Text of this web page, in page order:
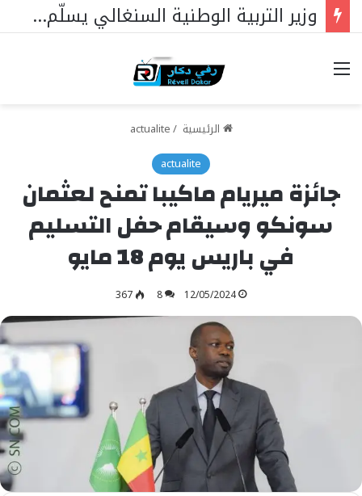
وزير التربية الوطنية السنغالي يسلّم علم الجمهورية لممثليها في مسابقة الملك عبد العزيز الدولية لحفظ القرآن الكريم بالمملكة العربية السعودية
خيارات
الرئيسية /
actualite
actualite
جائزة ميريام ماكيبا تمنح لعثمان
سونكو وسيقام حفل التسليم
في باريس يوم 18 مايو
12/05/2024
8
367